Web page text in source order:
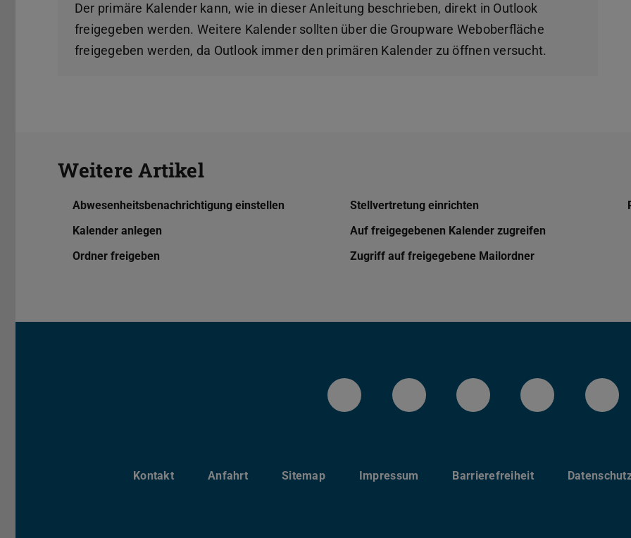
Der primäre Kalender kann, wie in dieser Anleitung beschrieben, direkt in Outlook
freigegeben werden. Weitere Kalender sollten über die Groupware Weboberfläche
freigegeben werden, da Outlook immer den primären Kalender zu öffnen versucht.
Weitere Artikel
Abwesenheitsbenachrichtigung einstellen
Kalender anlegen
Ordner freigeben
Stellvertretung einrichten
Auf freigegebenen Kalender zugreifen
Zugriff auf freigegebene Mailordner
LinkedIn-Seite der TU Darmstadt
Instagram-Kanal der TU
Bluesky-Kanal der
Kontakt Anfahrt Sitemap Impressum Barrierefreiheit